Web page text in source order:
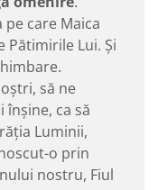
care Maica
Pătimirile Lui. Și
să ne
ca să
Luminii,
o prin
nostru, Fiul